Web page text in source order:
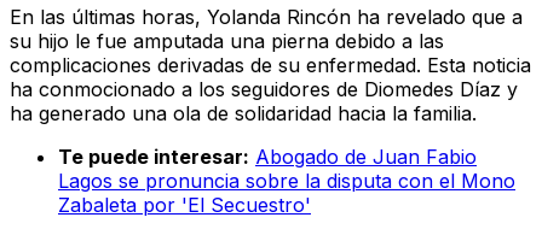
En las últimas horas, Yolanda Rincón ha revelado que a
su hijo le fue amputada una pierna debido a las
complicaciones derivadas de su enfermedad. Esta noticia
ha conmocionado a los seguidores de Diomedes Díaz y
ha generado una ola de solidaridad hacia la familia.
Te puede interesar: Abogado de Juan Fabio
Lagos se pronuncia sobre la disputa con el Mono
Zabaleta por 'El Secuestro'